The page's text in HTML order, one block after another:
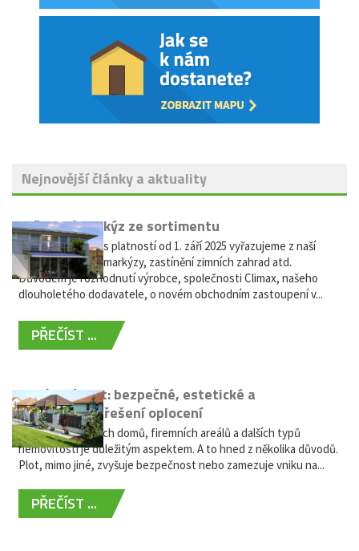
Nejnovější články a aktuality
Vyřazení markýz ze sortimentu
Vážení zákazníci, s platností od 1. září 2025 vyřazujeme z naší
nabídky výsuvné markýzy, zastínění zimních zahrad atd.
Důvodem je rozhodnutí výrobce, společnosti Climax, našeho
dlouholetého dodavatele, o novém obchodním zastoupení v...
PŘEČÍST ...
Hliníkový plot: bezpečné, estetické a
bezúdržbové řešení oplocení
Oplocení rodinných domů, firemních areálů a dalších typů
nemovitostí je důležitým aspektem. A to hned z několika důvodů.
Plot, mimo jiné, zvyšuje bezpečnost nebo zamezuje vniku na...
PŘEČÍST ...